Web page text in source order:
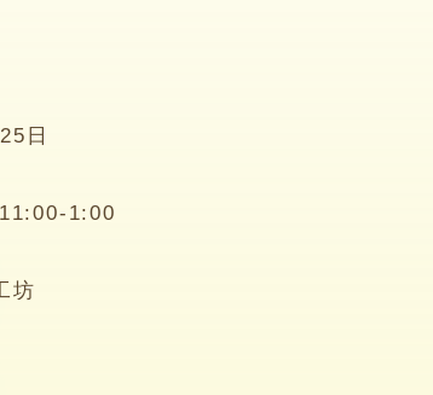
日
1:00
坊